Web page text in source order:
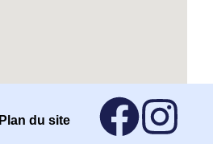
Plan du site